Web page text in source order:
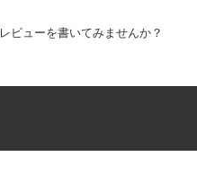
ビューを書いてみませんか？